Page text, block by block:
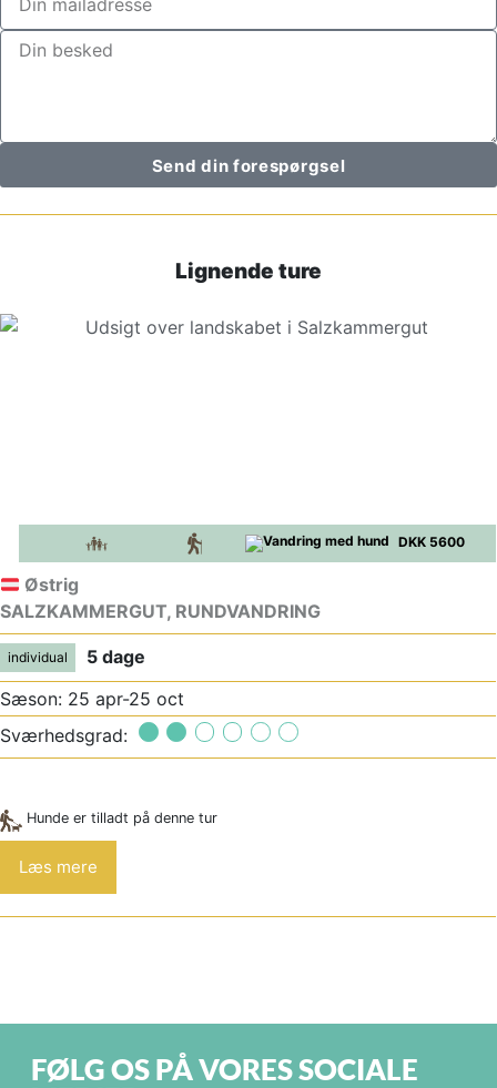
Send din forespørgsel
Lignende ture
DKK 5600
Østrig
SALZKAMMERGUT, RUNDVANDRING
individual
5 dage
Sæson: 25 apr-25 oct
Sværhedsgrad:
Hunde er tilladt på denne tur
Læs mere
FØLG OS PÅ VORES SOCIALE